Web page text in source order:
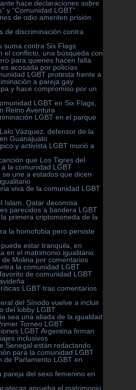
hace declaraciones sobre
y “Comunidad LGBT”
de odio ameriten prisión
de discriminación contra
suma contra Six Flags
el conflicto, una búsqueda con
para quienes hacen falta
acosada por policías
LGBT protesta frente a
a pareja gay
y hace compromiso por un
LGBT en Six Flags,
Reino Aventura
LGBT en el parque
Vázquez, defensor de la
Guanajuato
y activista LGBT murió a
que Los Tigres del
la comunidad LGBT
se une a estados que dicen
viva de la comunidad LGBT
Islam, Qatar decomisa
parecidos a bandera LGBT
la primera criptomoneda de la
la homofobia pero persiste
estar tranquila, en
en el matrimonio igualitario
Molina por comentarios
la comunidad LGBT
de comunidad LGBT
LGBT tras comentarios
del Sínodo vuelve a incluir
del lobby LGBT
sea una aliada de la igualdad
Torneo LGBT
LGBT Argentina firman
inclusivos
Senegal están redactando
para la comunidad LGBT
de Parlamento LGBT en
pareja del sexo femenino en
aprueba el matrimonio